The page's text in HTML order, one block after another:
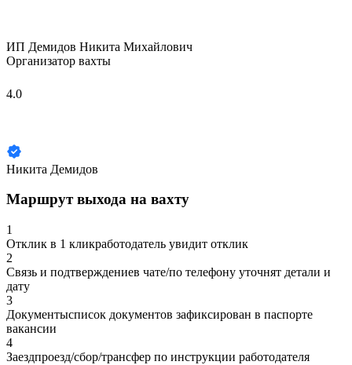
ИП Демидов Никита Михайлович
Организатор вахты
4.0
Никита Демидов
Маршрут выхода на вахту
1
Отклик в 1 кликработодатель увидит отклик
2
Связь и подтверждениев чате/по телефону уточнят детали и
дату
3
Документысписок документов зафиксирован в паспорте
вакансии
4
Заездпроезд/сбор/трансфер по инструкции работодателя